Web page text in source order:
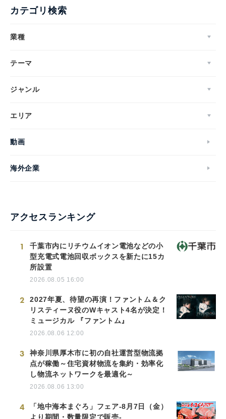
カテゴリ検索
業種
テーマ
ジャンル
エリア
動画
海外企業
アクセスランキング
1
千葉市内にリチウムイオン電池などの小
型充電式電池回収ボックスを新たに15カ
所設置
2026.08.05 16:00
2
2027年夏、待望の再演！ファントム＆ク
リスティーヌ役のWキャスト4名が決定！
ミュージカル 『ファントム』
2026.08.06 12:00
3
神奈川県厚木市に初の自社運営型物流拠
点が稼働～住宅資材物流を集約・効率化
し物流ネットワークを最適化～
2026.08.06 13:00
4
「地中海本まぐろ」フェア-8月7日（金）
より期間・数量限定で販売-